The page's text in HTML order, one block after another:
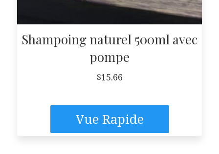
Shampoing naturel 500ml avec
pompe
$15.66
Vue Rapide